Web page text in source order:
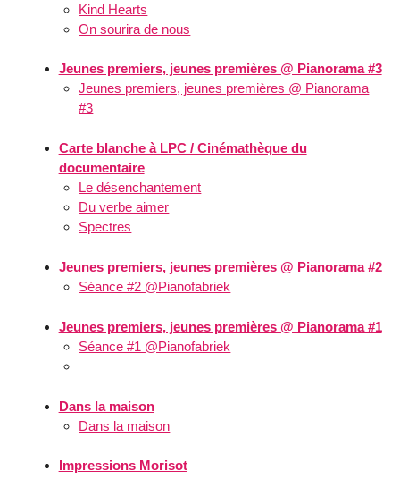
Kind Hearts
On sourira de nous
Jeunes premiers, jeunes premières @ Pianorama #3
Jeunes premiers, jeunes premières @ Pianorama
#3
Carte blanche à LPC / Cinémathèque du
documentaire
Le désenchantement
Du verbe aimer
Spectres
Jeunes premiers, jeunes premières @ Pianorama #2
Séance #2 @Pianofabriek
Jeunes premiers, jeunes premières @ Pianorama #1
Séance #1 @Pianofabriek
Dans la maison
Dans la maison
Impressions Morisot